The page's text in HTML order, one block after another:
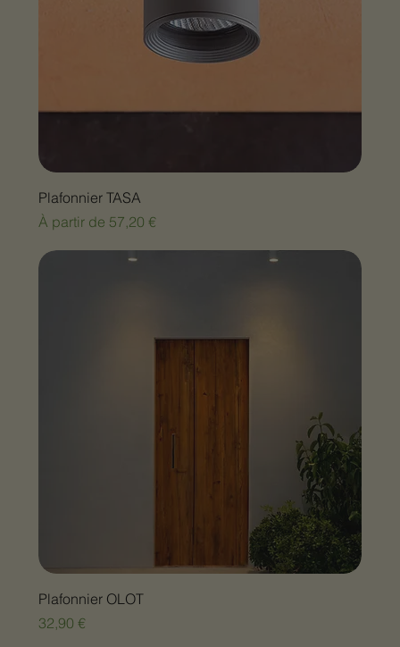
Plafonnier TASA
À partir de 57,20 €
Prix promotionnel
Plafonnier OLOT
Prix
32,90 €